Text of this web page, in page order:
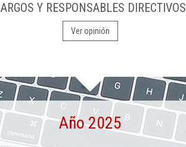
Y RESPONSABLES DIRECTIVOS
Ver opinión
Año 2025